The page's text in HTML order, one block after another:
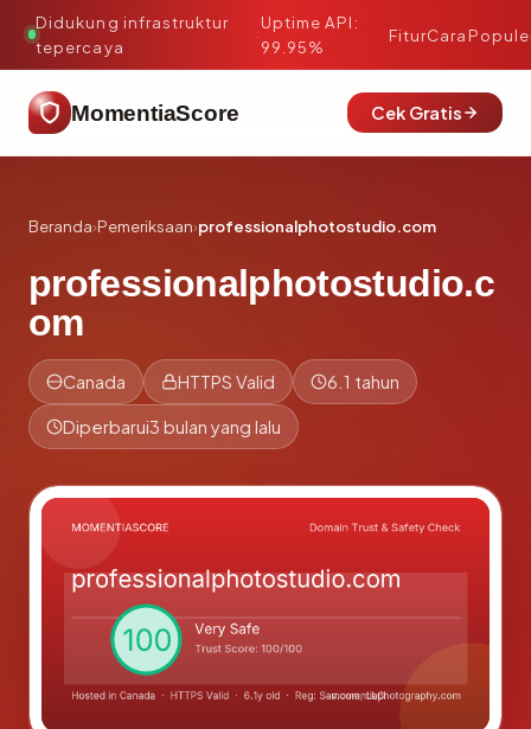
Didukung infrastruktur
tepercaya
·
Uptime API:
99.95%
FiturCara
MomentiaScore Cek Gratis
Beranda›Pemeriksaan›professionalphotostudio.com
professionalphotostudio.c
om
Canada HTTPS Valid 6.1 tahun
Diperbarui3 bulan yang lalu